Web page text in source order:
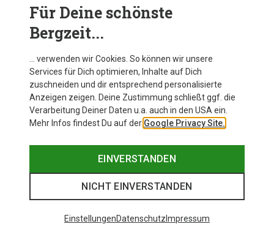
Begleiter für Dein aktives Leben. Wir bieten eine große
Auswahl an Garmin Smartwatches zu attraktiven
Preisen, damit Du Deine nächsten Outdoor-Abenteuer
in vollen Zügen genießen kannst.
Für Deine schönste
Bergzeit...
… verwenden wir Cookies. So können wir unsere
Services für Dich optimieren, Inhalte auf Dich
zuschneiden und dir entsprechend personalisierte
Anzeigen zeigen. Deine Zustimmung schließt ggf. die
Verarbeitung Deiner Daten u.a. auch in den USA ein.
Mehr Infos findest Du auf der Google Privacy Site.
EINVERSTANDEN
NICHT EINVERSTANDEN
EinstellungenDatenschutz Impressum